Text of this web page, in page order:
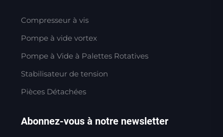
Compresseur à vis
Pompe à vide vortex
Pompe à Vide à Palettes Rotatives
Stabilisateur de tension
Pièces Détachées
Abonnez-vous à notre newsletter